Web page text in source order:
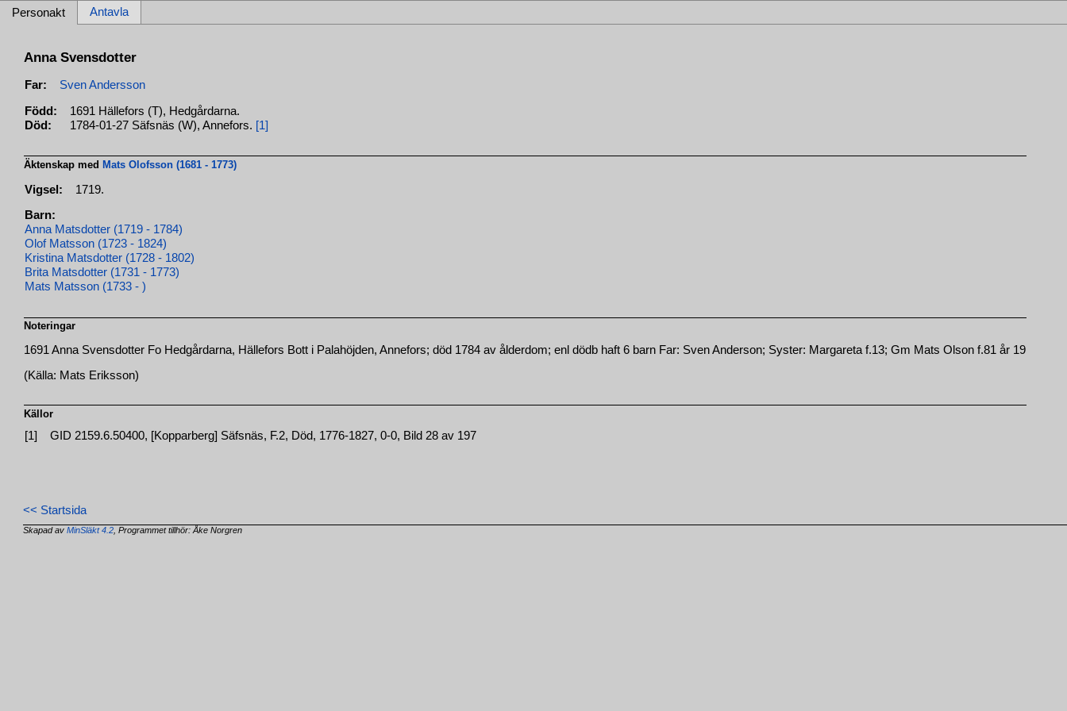
Personakt Antavla
Anna Svensdotter
Far: Sven Andersson
Född:
1691 Hällefors (T), Hedgårdarna.
Död:
1784-01-27 Säfsnäs (W), Annefors. [1]
Äktenskap med Mats Olofsson (1681 - 1773)
Vigsel: 1719.
Barn:
Anna Matsdotter (1719 - 1784)
Olof Matsson (1723 - 1824)
Kristina Matsdotter (1728 - 1802)
Brita Matsdotter (1731 - 1773)
Mats Matsson (1733 - )
Noteringar
1691 Anna Svensdotter Fo Hedgårdarna, Hällefors Bott i Palahöjden, Annefors; död 1784 av ålderdom; enl dödb haft 6 barn Far: Sven Anderson; Syster: Margareta f.13; Gm Mats Olson f.81 år 19
(Källa: Mats Eriksson)
Källor
[1] GID 2159.6.50400, [Kopparberg] Säfsnäs, F.2, Död, 1776-1827, 0-0, Bild 28 av 197
<< Startsida
Skapad avMinSläkt 4.2 , Programmet tillhör: Åke Norgren